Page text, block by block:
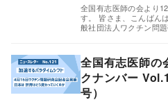
全国有志医師の会より
す。 皆さま、こんばん
般社団法人ワクチン問
全国有志医師の
クナンバー
号）